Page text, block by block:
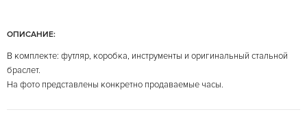
ОПИСАНИЕ:
В комплекте: футляр, коробка, инструменты и оригинальный стальной
браслет.
На фото представлены конкретно продаваемые часы.